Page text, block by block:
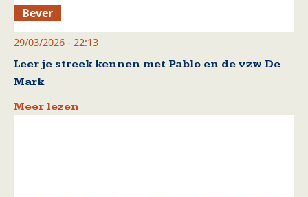
Bever
29/03/2026 - 22:13
Leer je streek kennen met Pablo en de vzw De
Mark
Meer lezen